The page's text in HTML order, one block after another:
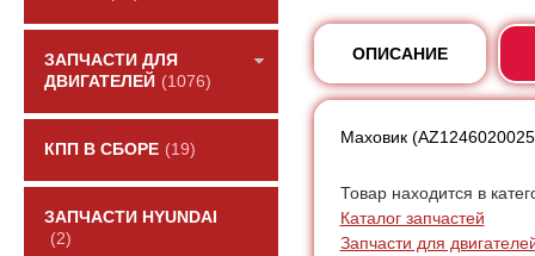
ЗАПЧАСТИ ДЛЯ
ДВИГАТЕЛЕЙ (1076)
КПП В СБОРЕ (19)
ЗАПЧАСТИ HYUNDAI
(2)
ОПИСАНИЕ
Маховик
Товар находится в
Каталог запчастей
Запчасти для